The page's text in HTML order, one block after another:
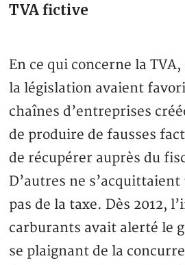
TVA fictive
En ce qui concerne la
la législation avaient
chaînes d’entreprises
de produire de fausses
de récupérer auprès du
D’autres ne
pas de la taxe. Dès 2012,
carburants avait alerté le
se plaignant de la